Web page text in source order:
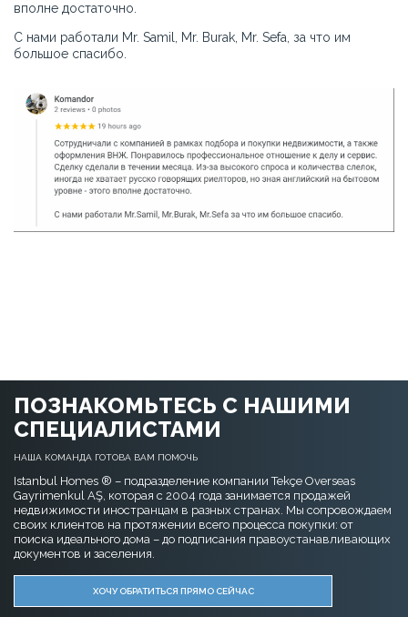
вполне достаточно.
С нами работали Mr. Samil, Mr. Burak, Mr. Sefa, за что им
большое спасибо.
ПОЗНАКОМЬТЕСЬ С НАШИМИ
СПЕЦИАЛИСТАМИ
НАША КОМАНДА ГОТОВА ВАМ ПОМОЧЬ
Istanbul Homes ® – подразделение компании Tekçe Overseas
Gayrimenkul AŞ, которая с 2004 года занимается продажей
недвижимости иностранцам в разных странах. Мы сопровождаем
своих клиентов на протяжении всего процесса покупки: от
поиска идеального дома – до подписания правоустанавливающих
документов и заселения.
ХОЧУ ОБРАТИТЬСЯ ПРЯМО СЕЙЧАС